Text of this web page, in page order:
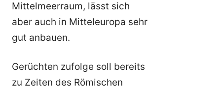
Mittelmeerraum, lässt sich
aber auch in Mitteleuropa sehr
gut anbauen.
Gerüchten zufolge soll bereits
zu Zeiten des Römischen